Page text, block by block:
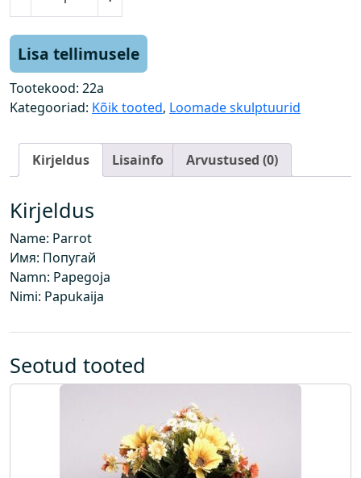
g
o
i
u
s
Lisa tellimusele
Tootekood: 22a
Kategooriad: Kõik tooted, Loomade skulptuurid
Kirjeldus Lisainfo Arvustused (0)
Kirjeldus
Name: Parrot
Имя: Попугай
Namn: Papegoja
Nimi: Papukaija
Seotud tooted